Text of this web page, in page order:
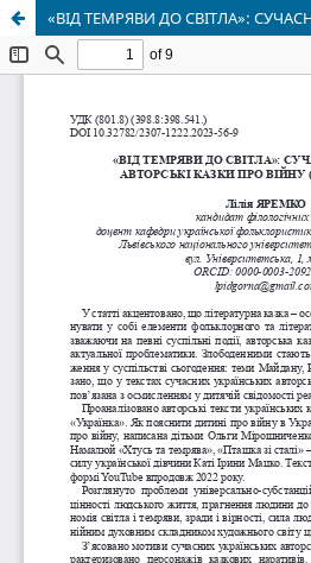
«ВІД ТЕМРЯВИ ДО СВІТЛА»: